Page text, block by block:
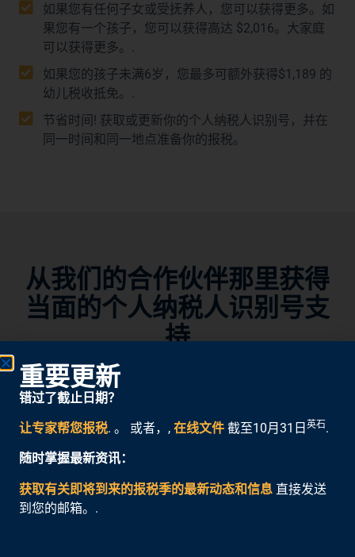
如果您有任何子女或受抚养人，您可以获得更多。如
果您有一个孩子，您可以获得高达 $2,016。大家庭
可以获得更多。.
如果您的孩子未满6岁，您最多可额外获得$1,189 的
幼儿税收抵免。.
节省时间! 获取或更新你的个人纳税人识别号，并在
同一时间和同一地点准备你的报税。​
从我们的合作伙伴那里获得
当面的个人纳税人识别号支
持
从我们在橙县值得信赖的合作伙伴那里获得免费的个
人纳税人识别号更新和申请方面的当面协助：
重要更新
错过了截止日期？
让专家帮您报税. 。 或者，, 在线文件 截至10月31日 英石.
随时掌握最新资讯：
获取有关即将到来的报税季的最新动态和信息 直接发送
到您的邮箱。.